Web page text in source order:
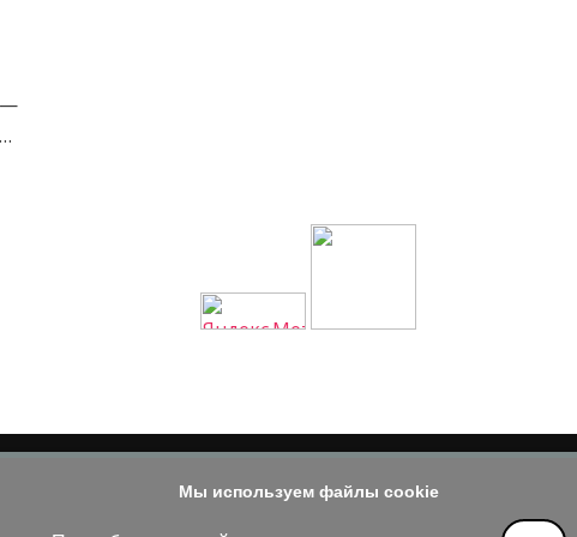
—
Мы используем файлы cookie
© 2014 - 2026
материала допускается только при наличии активной и